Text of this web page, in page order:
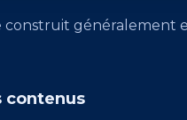
généralement
contenus